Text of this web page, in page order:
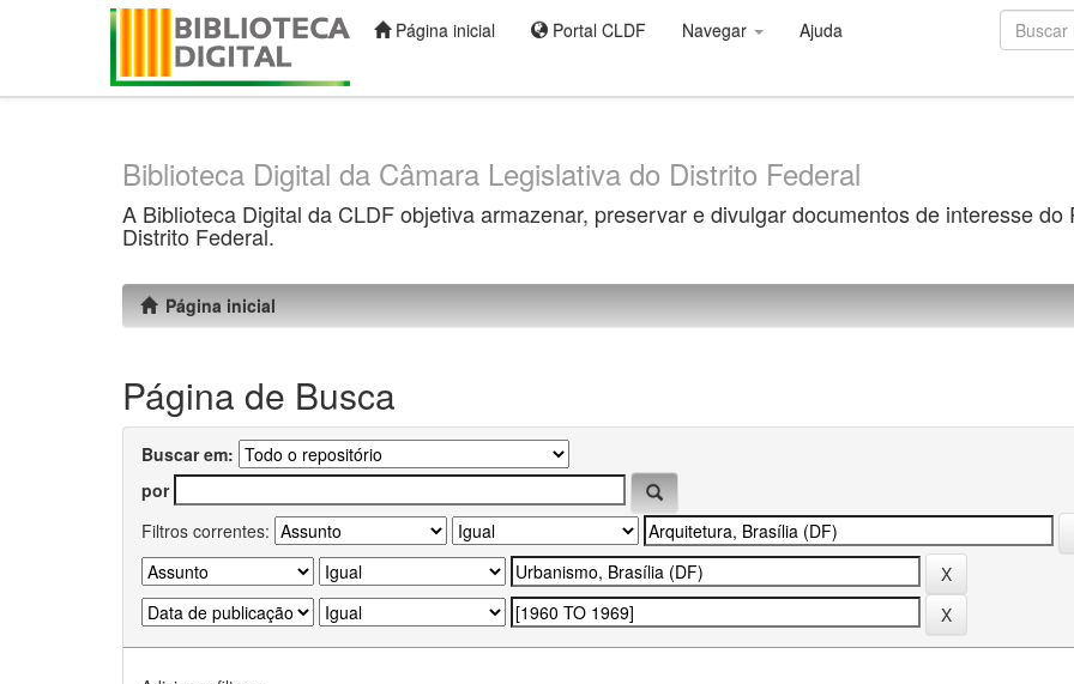
Página inicial Portal CLDF Navegar Ajuda
Biblioteca Digital da Câmara Legislativa do Distrito Federal
A Biblioteca Digital da CLDF objetiva armazenar, preservar e divulgar documentos de interesse
Distrito Federal.
Página inicial
Página de Busca
Buscar em:
por
Filtros correntes: